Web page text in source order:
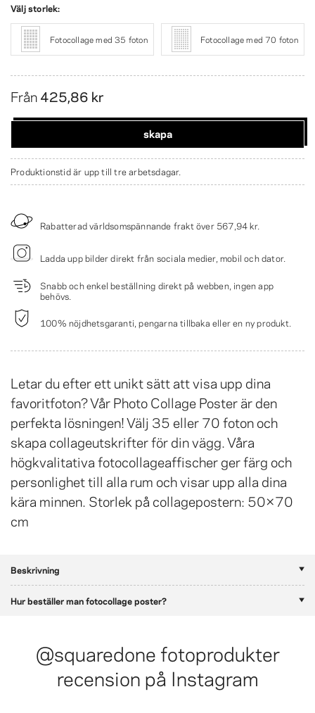
Letar du efter ett unikt sätt att visa upp dina
favoritfoton? Vår Photo Collage Poster är den
perfekta lösningen! Välj 35 eller 70 foton och
skapa collageutskrifter för din vägg. Våra
högkvalitativa fotocollageaffischer ger färg och
personlighet till alla rum och visar upp alla dina
kära minnen. Storlek på collagepostern: 50×70
cm
Välj storlek:
Fotocollage med 35 foton Fotocollage med 70 foton
Från425,86 kr
skapa
Produktionstid är upp till tre arbetsdagar.
Rabatterad världsomspännande frakt över 567,94 kr.
Ladda upp bilder direkt från sociala medier, mobil och dator.
Snabb och enkel beställning direkt på webben, ingen app
behövs.
100% nöjdhetsgaranti, pengarna tillbaka eller en ny produkt.
Beskrivning
Hur beställer man fotocollage poster?
@squaredone fotoprodukter
recension på Instagram